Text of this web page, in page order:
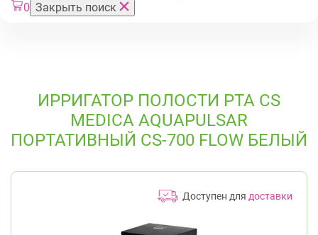
0 Закрыть поиск
ИРРИГАТОР ПОЛОСТИ РТА CS
MEDICA АQUAPULSAR
ПОРТАТИВНЫЙ CS-700 FLOW БЕЛЫЙ
Доступен для доставки